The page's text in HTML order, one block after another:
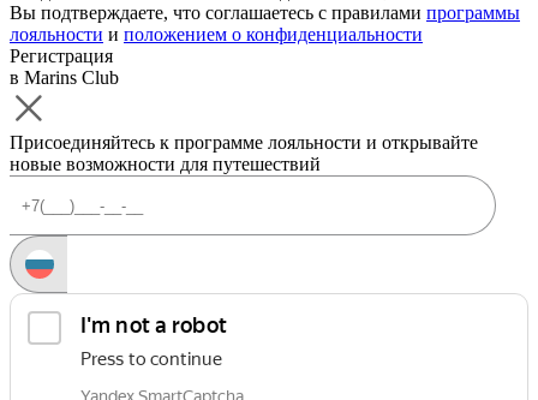
Вы подтверждаете, что соглашаетесь с правилами программы
лояльности и положением о конфиденциальности
Регистрация
в Marins Club
Присоединяйтесь к программе лояльности и открывайте
новые возможности для путешествий
Запросить код